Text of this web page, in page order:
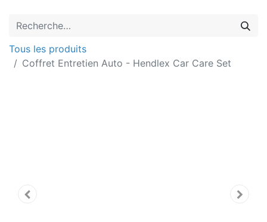
Tous les produits
Coffret Entretien Auto - Hendlex Car Care Set